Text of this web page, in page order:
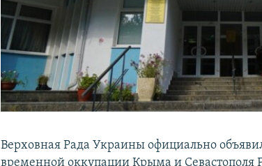
Верховная Рада Украины официально
временной оккупации Крыма и Севастополя